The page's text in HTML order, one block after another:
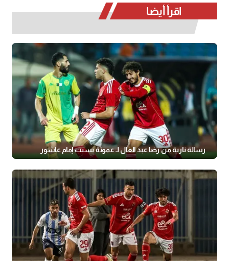
اقرأ أيضا
رسالة نارية من رضا عبد العال لـ عموتة بسبب إمام عاشور